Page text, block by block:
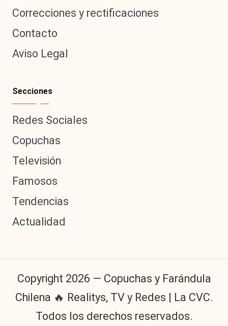
Correcciones y rectificaciones
Contacto
Aviso Legal
Secciones
Redes Sociales
Copuchas
Televisión
Famosos
Tendencias
Actualidad
Copyright 2026 — Copuchas y Farándula
Chilena 🔥 Realitys, TV y Redes | La CVC.
Todos los derechos reservados.